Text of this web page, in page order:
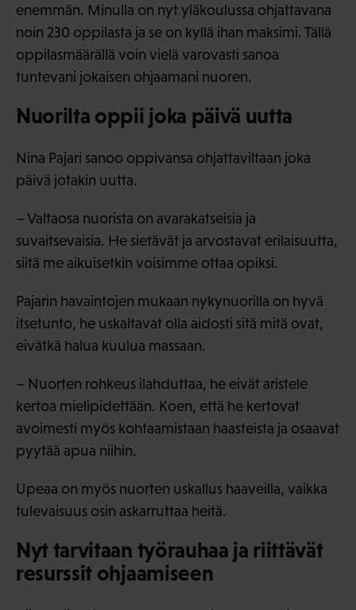
enemmän. Minulla on nyt yläkoulussa ohjattavana
noin 230 oppilasta ja se on kyllä ihan maksimi. Tällä
oppilasmäärällä voin vielä varovasti sanoa
tuntevani jokaisen ohjaamani nuoren.
Nuorilta oppii joka päivä uutta
Nina Pajari sanoo oppivansa ohjattaviltaan joka
päivä jotakin uutta.
– Valtaosa nuorista on avarakatseisia ja
suvaitsevaisia. He sietävät ja arvostavat erilaisuutta,
siitä me aikuisetkin voisimme ottaa opiksi.
Pajarin havaintojen mukaan nykynuorilla on hyvä
itsetunto, he uskaltavat olla aidosti sitä mitä ovat,
eivätkä halua kuulua massaan.
– Nuorten rohkeus ilahduttaa, he eivät aristele
kertoa mielipidettään. Koen, että he kertovat
avoimesti myös kohtaamistaan haasteista ja osaavat
pyytää apua niihin.
Upeaa on myös nuorten uskallus haaveilla, vaikka
tulevaisuus osin askarruttaa heitä.
Nyt tarvitaan työrauhaa ja riittävät
resurssit ohjaamiseen